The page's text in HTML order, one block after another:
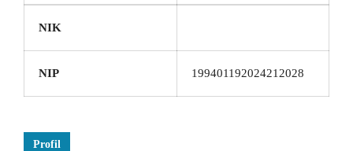
NIK
NIP 199401192024212028
Profil